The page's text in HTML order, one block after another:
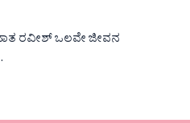
ರವೀಶ್ ಒಲವೇ ಜೀವನ